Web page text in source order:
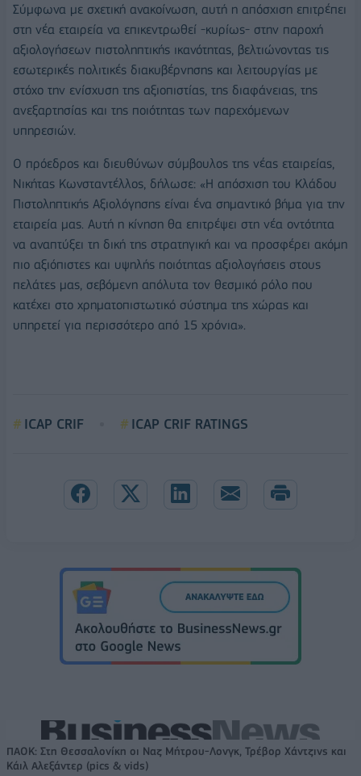
Σύμφωνα με σχετική ανακοίνωση, αυτή η απόσχιση επιτρέπει
στη νέα εταιρεία να επικεντρωθεί -κυρίως- στην παροχή
αξιολογήσεων πιστοληπτικής ικανότητας, βελτιώνοντας τις
εσωτερικές πολιτικές διακυβέρνησης και λειτουργίας με
στόχο την ενίσχυση της αξιοπιστίας, της διαφάνειας, της
ανεξαρτησίας και της ποιότητας των παρεχόμενων
υπηρεσιών.
Ο πρόεδρος και διευθύνων σύμβουλος της νέας εταιρείας,
Νικήτας Κωνσταντέλλος, δήλωσε: «Η απόσχιση του Κλάδου
Πιστοληπτικής Αξιολόγησης είναι ένα σημαντικό βήμα για την
εταιρεία μας. Αυτή η κίνηση θα επιτρέψει στη νέα οντότητα
να αναπτύξει τη δική της στρατηγική και να προσφέρει ακόμη
πιο αξιόπιστες και υψηλής ποιότητας αξιολογήσεις στους
πελάτες μας, σεβόμενη απόλυτα τον θεσμικό ρόλο που
κατέχει στο χρηματοπιστωτικό σύστημα της χώρας και
υπηρετεί για περισσότερο από 15 χρόνια».
ICAP CRIF ICAP CRIF RATINGS
ΠΑΟΚ: Στη Θεσσαλονίκη οι Ναζ Μήτρου-Λονγκ, Τρέβορ Χάντζινς και
Κάιλ Αλεξάντερ (pics & vids)